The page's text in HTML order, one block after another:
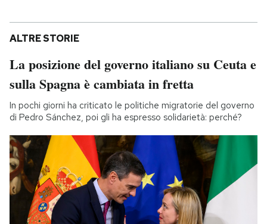
ALTRE STORIE
La posizione del governo italiano su Ceuta e
sulla Spagna è cambiata in fretta
In pochi giorni ha criticato le politiche migratorie del governo
di Pedro Sánchez, poi gli ha espresso solidarietà: perché?